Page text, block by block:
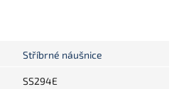
Stříbrné náušnice
SS294E